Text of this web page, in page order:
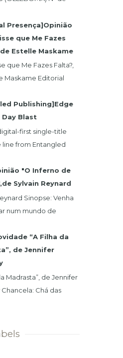
Presença]Opinião
que Me Fazes
Estelle Maskame
que Me Fazes Falta?,
Maskame Editorial
oportunidade para o
Publishing]Edge
Day Blast
first single-title
line from Entangled
imprint but gives
"O Inferno de
Sylvain Reynard
Sinopse: Venha
num mundo de
“A Filha da
de Jennifer
Madrasta”, de Jennifer
Chá das